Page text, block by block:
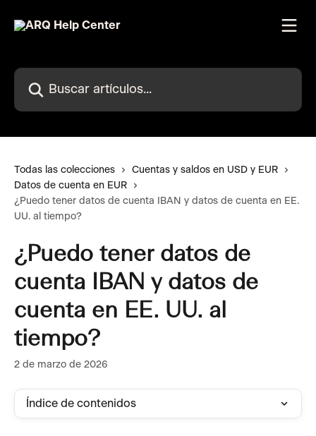
Buscar artículos...
Todas las colecciones
Cuentas y saldos en USD y EUR
Datos de cuenta en EUR
¿Puedo tener datos de cuenta IBAN y datos de cuenta en EE.
UU. al tiempo?
¿Puedo tener datos de
cuenta IBAN y datos de
cuenta en EE. UU. al
tiempo?
2 de marzo de 2026
Índice de contenidos